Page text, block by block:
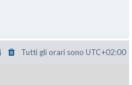
Tutti gli orari sono UTC+02:00